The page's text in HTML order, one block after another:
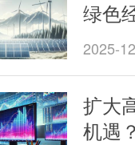
绿色
2025-
扩大
机遇？